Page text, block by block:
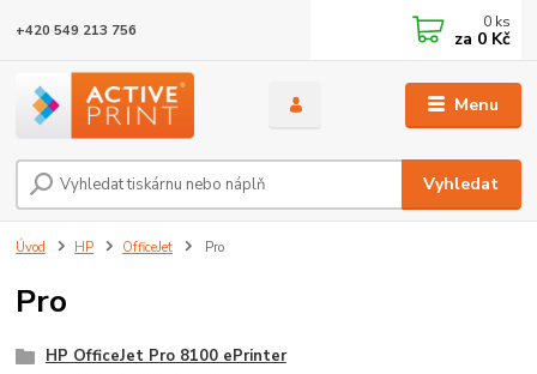
Menu
Vyhledat
+420 549 213 756 0 ks
za 0 Kč
Úvod HP OfficeJet Pro
Pro
HP OfficeJet Pro 8100 ePrinter